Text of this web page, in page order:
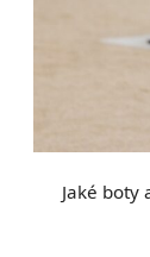
Jaké boty